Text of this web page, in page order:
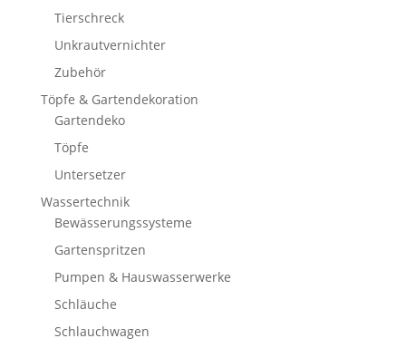
Tierschreck
Unkrautvernichter
Zubehör
Töpfe & Gartendekoration
Gartendeko
Töpfe
Untersetzer
Wassertechnik
Bewässerungssysteme
Gartenspritzen
Pumpen & Hauswasserwerke
Schläuche
Schlauchwagen